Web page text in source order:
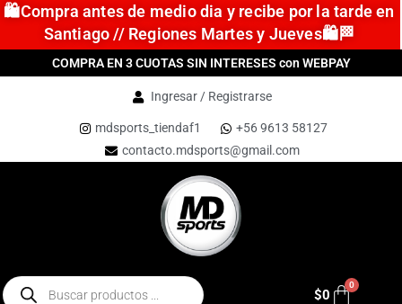
🛍️Compra antes de medio dia y recibe por la tarde en
Santiago // Regiones Martes y Jueves🛍️🏁
COMPRA EN 3 CUOTAS SIN INTERESES con WEBPAY
Ingresar / Registrarse
mdsports_tiendaf1
+56 9613 58127
contacto.mdsports@gmail.com
$0